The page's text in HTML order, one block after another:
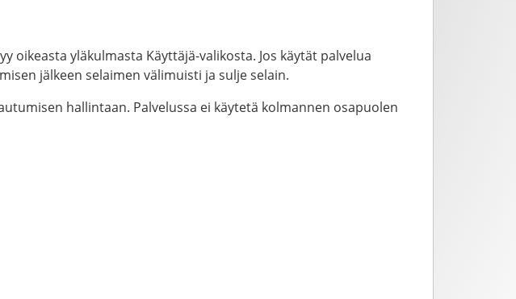
yläkulmasta Käyttäjä-valikosta. Jos käytät palvelua
jälkeen selaimen välimuisti ja sulje selain.
hallintaan. Palvelussa ei käytetä kolmannen osapuolen